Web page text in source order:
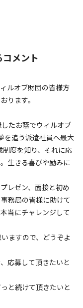
メント
ルオブ財団の皆様方
ります。
たお蔭でウィルオブ
追う派遣社員へ最大
度を知り、それに応
生きる喜びや励みに
レゼン、面接と初め
務局の皆様に助けて
当にチャレンジして
ますので、どうぞよ
応募して頂きたいと
と続けて頂きたいと